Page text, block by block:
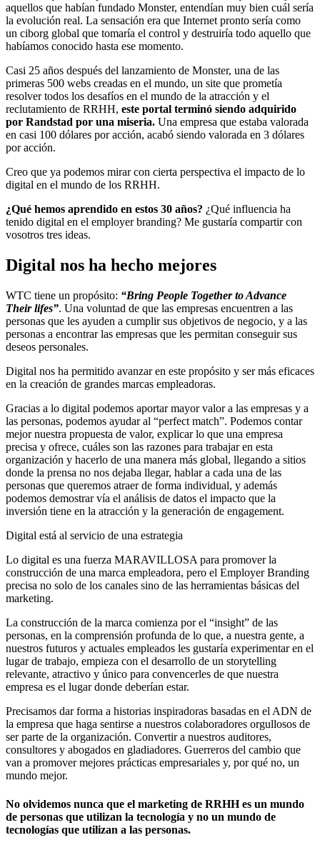
aquellos que habían fundado Monster, entendían muy bien cuál sería
la evolución real. La sensación era que Internet pronto sería como
un ciborg global que tomaría el control y destruiría todo aquello que
habíamos conocido hasta ese momento.
Casi 25 años después del lanzamiento de Monster, una de las
primeras 500 webs creadas en el mundo, un site que prometía
resolver todos los desafíos en el mundo de la atracción y el
reclutamiento de RRHH, este portal terminó siendo adquirido
por Randstad por una miseria. Una empresa que estaba valorada
en casi 100 dólares por acción, acabó siendo valorada en 3 dólares
por acción.
Creo que ya podemos mirar con cierta perspectiva el impacto de lo
digital en el mundo de los RRHH.
¿Qué hemos aprendido en estos 30 años? ¿Qué influencia ha
tenido digital en el employer branding? Me gustaría compartir con
vosotros tres ideas.
Digital nos ha hecho mejores
WTC tiene un propósito: “Bring People Together to Advance
Their lifes”. Una voluntad de que las empresas encuentren a las
personas que les ayuden a cumplir sus objetivos de negocio, y a las
personas a encontrar las empresas que les permitan conseguir sus
deseos personales.
Digital nos ha permitido avanzar en este propósito y ser más eficaces
en la creación de grandes marcas empleadoras.
Gracias a lo digital podemos aportar mayor valor a las empresas y a
las personas, podemos ayudar al “perfect match”. Podemos contar
mejor nuestra propuesta de valor, explicar lo que una empresa
precisa y ofrece, cuáles son las razones para trabajar en esta
organización y hacerlo de una manera más global, llegando a sitios
donde la prensa no nos dejaba llegar, hablar a cada una de las
personas que queremos atraer de forma individual, y además
podemos demostrar vía el análisis de datos el impacto que la
inversión tiene en la atracción y la generación de engagement.
Digital está al servicio de una estrategia
Lo digital es una fuerza MARAVILLOSA para promover la
construcción de una marca empleadora, pero el Employer Branding
precisa no solo de los canales sino de las herramientas básicas del
marketing.
La construcción de la marca comienza por el “insight” de las
personas, en la comprensión profunda de lo que, a nuestra gente, a
nuestros futuros y actuales empleados les gustaría experimentar en el
lugar de trabajo, empieza con el desarrollo de un storytelling
relevante, atractivo y único para convencerles de que nuestra
empresa es el lugar donde deberían estar.
Precisamos dar forma a historias inspiradoras basadas en el ADN de
la empresa que haga sentirse a nuestros colaboradores orgullosos de
ser parte de la organización. Convertir a nuestros auditores,
consultores y abogados en gladiadores. Guerreros del cambio que
van a promover mejores prácticas empresariales y, por qué no, un
mundo mejor.
No olvidemos nunca que el marketing de RRHH es un mundo
de personas que utilizan la tecnología y no un mundo de
tecnologías que utilizan a las personas.